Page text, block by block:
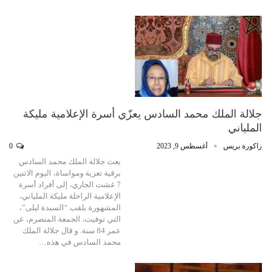
جلالة الملك محمد السادس يعزّي أسرة الإعلامية مليكة
الملياني
زاكورة بريس أغسطس 9, 2023
بعث جلالة الملك محمد السادس
برقية تعزية ومواساة، اليوم الاثنين
7 غشت الجاري، إلى أفراد أسرة
الإعلامية الراحلة مليكة الملياني،
المشهورة بلقب “السيدة ليلى”،
التي توفيت، الجمعة المنصرم، عن
عمر 84 سنة. و قال جلالة الملك
محمد السادس في هذه…